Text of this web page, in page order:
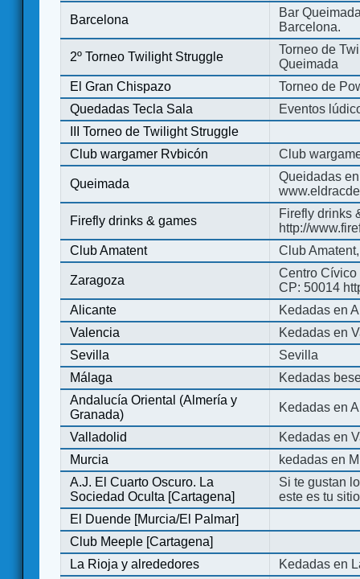
Barcelona
Bar
Barcelona.
2º Torneo Twilight Struggle
Torneo de
Queimada
El Gran Chispazo
Torneo de
Quedadas Tecla Sala
Eventos
III Torneo de Twilight Struggle
Club wargamer Rvbicón
Club
Queimada
Queidadas
Firefly drinks & games
Firefly drinks
http://
Club Amatent
Club
Zaragoza
Centro Cívico
CP: 50014
Alicante
Kedadas en
Valencia
Kedadas en
Sevilla
Sevilla
Málaga
Kedadas
Andalucía Oriental (Almería y
Granada)
Kedadas en
Valladolid
Kedadas en
Murcia
kedadas en
A.J. El Cuarto Oscuro. La
Sociedad Oculta [Cartagena]
Si te gustan
este es tu
El Duende [Murcia/El Palmar]
Club Meeple [Cartagena]
La Rioja y alrededores
Kedadas en